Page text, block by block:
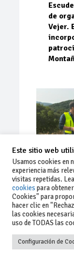
de
Vejer.
La
A381
Este sitio web
Usamos cookies en
experiencia más
visitas repetidas.
cookies para
Cookies" para
hacer clic en
las cookies
uso de TODAS las
Configuración de